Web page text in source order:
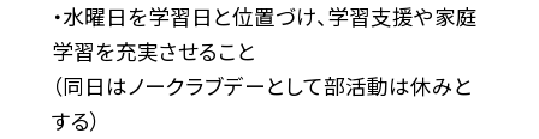
・水曜日を学習日と位置づけ、学習支援や家庭
学習を充実させること
（同日はノークラブデーとして部活動は休みと
する）